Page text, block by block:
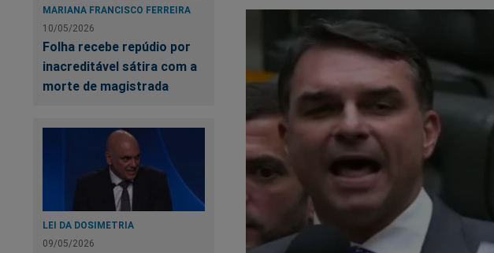
MARIANA FRANCISCO FERREIRA
10/05/2026
Folha recebe repúdio por
inacreditável sátira com a
morte de magistrada
LEI DA DOSIMETRIA
09/05/2026